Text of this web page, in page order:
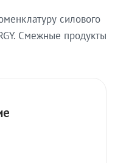
силового
Смежные продукты